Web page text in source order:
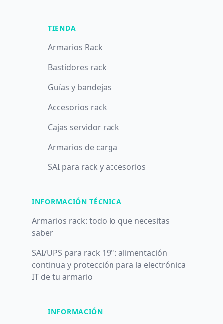
TIENDA
Armarios Rack
Bastidores rack
Guías y bandejas
Accesorios rack
Cajas servidor rack
Armarios de carga
SAI para rack y accesorios
INFORMACIÓN TÉCNICA
Armarios rack: todo lo que necesitas
saber
SAI/UPS para rack 19": alimentación
continua y protección para la electrónica
IT de tu armario
INFORMACIÓN